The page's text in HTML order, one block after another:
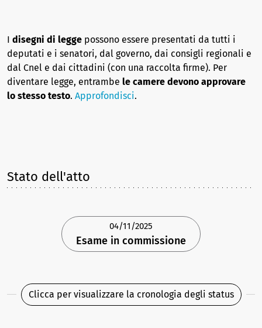
I disegni di legge possono essere presentati da tutti i
deputati e i senatori, dal governo, dai consigli regionali e
dal Cnel e dai cittadini (con una raccolta firme). Per
diventare legge, entrambe le camere devono approvare
lo stesso testo. Approfondisci.
Stato dell'atto
04/11/2025
Esame in commissione
Clicca per visualizzare la cronologia degli status